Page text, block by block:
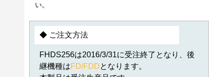
い。
◆ ご注文方法
FHDS256は2016/3/31に受注終了となり、後
継機種はFD/FDDとなります。